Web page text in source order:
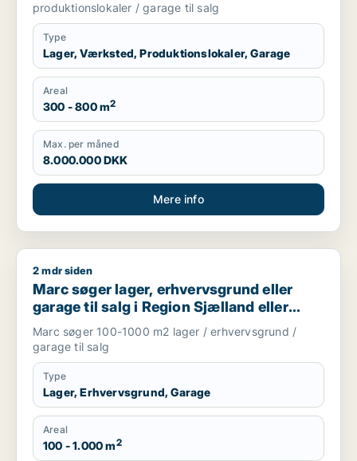
produktionslokaler / garage til salg
Type
Lager, Værksted, Produktionslokaler, Garage
Areal
300 - 800 m2
Max. per måned
8.000.000 DKK
Mere info
Marc søger lager, erhvervsgrund eller garage til salg i
2 mdr siden
Marc søger lager, erhvervsgrund eller
garage til salg i Region Sjælland eller
Nordsjælland
Marc søger 100-1000 m2 lager / erhvervsgrund /
garage til salg
Type
Lager, Erhvervsgrund, Garage
Areal
100 - 1.000 m2